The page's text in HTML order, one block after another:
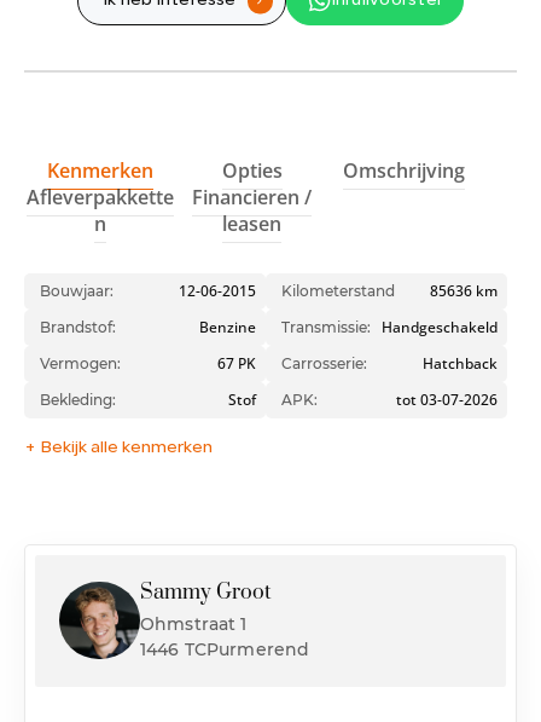
Kenmerken Opties
Omschrijving
Afleverpakkette
n
Financieren /
leasen
Bouwjaar: 12-06-2015 Kilometerstand 85636 km
Brandstof: Benzine Transmissie: Handgeschakeld
Vermogen: 67 PK Carrosserie: Hatchback
Bekleding: Stof APK: tot 03-07-2026
+ Bekijk alle kenmerken
Sammy Groot
Ohmstraat 1
1446 TCPurmerend